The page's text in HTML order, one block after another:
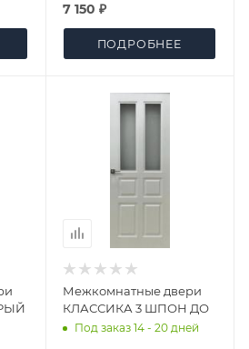
7 150 ₽
ПОДРОБНЕЕ
Межкомнатные двери
КЛАССИКА 3 ШПОН ДО
Под заказ 14 - 20 дней